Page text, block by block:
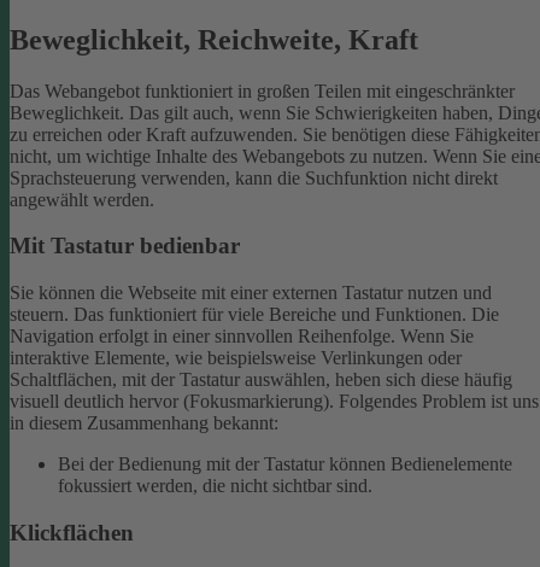
Beweglichkeit, Reichweite, Kraft
Das Webangebot funktioniert in großen Teilen mit eingeschränkter
Beweglichkeit. Das gilt auch, wenn Sie Schwierigkeiten haben,
zu erreichen oder Kraft aufzuwenden. Sie benötigen diese
nicht, um wichtige Inhalte des Webangebots zu nutzen. Wenn Sie
Sprachsteuerung verwenden, kann die Suchfunktion nicht direkt
angewählt werden.
Mit Tastatur bedienbar
Sie können die Webseite mit einer externen Tastatur nutzen und
steuern. Das funktioniert für viele Bereiche und Funktionen. Die
Navigation erfolgt in einer sinnvollen Reihenfolge. Wenn Sie
interaktive Elemente, wie beispielsweise Verlinkungen oder
Schaltflächen, mit der Tastatur auswählen, heben sich diese häufig
visuell deutlich hervor (Fokusmarkierung). Folgendes Problem ist uns
in diesem Zusammenhang bekannt:
Bei der Bedienung mit der Tastatur können Bedienelemente
fokussiert werden, die nicht sichtbar sind.
Klickflächen